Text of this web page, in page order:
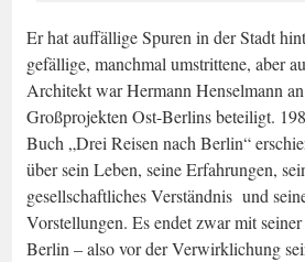
Er hat auffällige Spuren in der Stadt
gefällige, manchmal umstrittene, aber
Architekt war Hermann Henselmann
Großprojekten Ost-Berlins beteiligt.
Buch „Drei Reisen nach Berlin“
über sein Leben, seine Erfahrungen,
gesellschaftliches Verständnis und
Vorstellungen. Es endet zwar mit
Berlin – also vor der Verwirklichung